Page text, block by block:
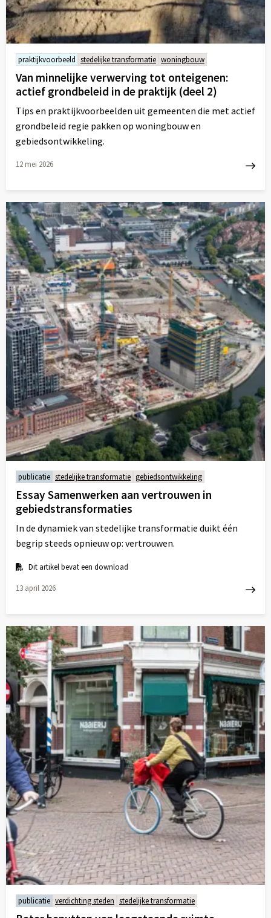
praktijkvoorbeeld stedelijke transformatie woningbouw
Van minnelijke verwerving tot onteigenen:
actief grondbeleid in de praktijk (deel 2)
Tips en praktijkvoorbeelden uit gemeenten die met actief
grondbeleid regie pakken op woningbouw en
gebiedsontwikkeling.
12 mei 2026
meer
over
publicatie stedelijke transformatie gebiedsontwikkeling
Essay Samenwerken aan vertrouwen in
gebiedstransformaties
In de dynamiek van stedelijke transformatie duikt één
begrip steeds opnieuw op: vertrouwen.
Dit artikel bevat een download
13 april 2026
meer
over
publicatie verdichting steden stedelijke transformatie